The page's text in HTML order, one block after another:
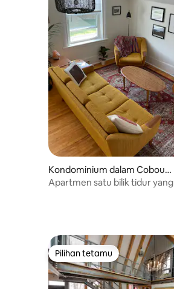
Kondominium dalam Cobour
g
Apartmen satu bilik tidur
Pilihan tetamu
Pilihan tetamu